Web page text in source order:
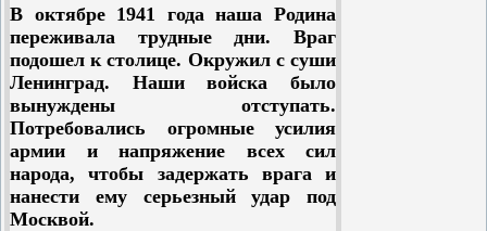
Четвертый удар был нанесен в июне
этого года в районе Карелии, когда
Красная Армия разбила финские
войска, освободила Выборг и
Петрозаводск и отбросила финнов в
глубь Финляндии. Результатом
этого удара было освобождение
большей части Карело-Финской
Советской Республики.
В октябре 1941 года наша Родина
переживала трудные дни. Враг
подошел к столице. Окружил с суши
Ленинград. Наши войска было
вынуждены отступать.
Потребовались огромные усилия
армии и напряжение всех сил
народа, чтобы задержать врага и
нанести ему серьезный удар под
Москвой.